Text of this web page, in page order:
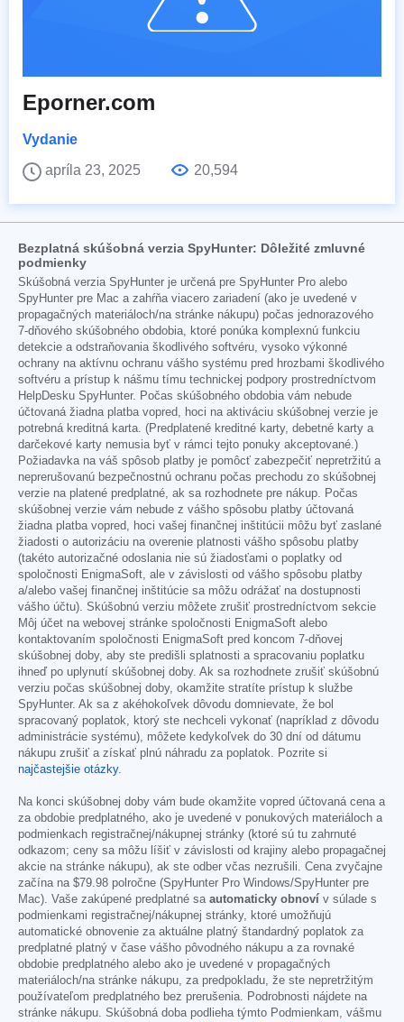
Eporner.com
Vydanie
apríla 23, 2025
20,594
Bezplatná skúšobná verzia SpyHunter: Dôležité zmluvné
podmienky
Skúšobná verzia SpyHunter je určená pre SpyHunter Pro alebo
SpyHunter pre Mac a zahŕňa viacero zariadení (ako je uvedené v
propagačných materiáloch/na stránke nákupu) počas jednorazového
7-dňového skúšobného obdobia, ktoré ponúka komplexnú funkciu
detekcie a odstraňovania škodlivého softvéru, vysoko výkonné
ochrany na aktívnu ochranu vášho systému pred hrozbami škodlivého
softvéru a prístup k nášmu tímu technickej podpory prostredníctvom
HelpDesku SpyHunter. Počas skúšobného obdobia vám nebude
účtovaná žiadna platba vopred, hoci na aktiváciu skúšobnej verzie je
potrebná kreditná karta. (Predplatené kreditné karty, debetné karty a
darčekové karty nemusia byť v rámci tejto ponuky akceptované.)
Požiadavka na váš spôsob platby je pomôcť zabezpečiť nepretržitú a
neprerušovanú bezpečnostnú ochranu počas prechodu zo skúšobnej
verzie na platené predplatné, ak sa rozhodnete pre nákup. Počas
skúšobnej verzie vám nebude z vášho spôsobu platby účtovaná
žiadna platba vopred, hoci vašej finančnej inštitúcii môžu byť zaslané
žiadosti o autorizáciu na overenie platnosti vášho spôsobu platby
(takéto autorizačné odoslania nie sú žiadosťami o poplatky od
spoločnosti EnigmaSoft, ale v závislosti od vášho spôsobu platby
a/alebo vašej finančnej inštitúcie sa môžu odrážať na dostupnosti
vášho účtu). Skúšobnú verziu môžete zrušiť prostredníctvom sekcie
Môj účet na webovej stránke spoločnosti EnigmaSoft alebo
kontaktovaním spoločnosti EnigmaSoft pred koncom 7-dňovej
skúšobnej doby, aby ste predišli splatnosti a spracovaniu poplatku
ihneď po uplynutí skúšobnej doby. Ak sa rozhodnete zrušiť skúšobnú
verziu počas skúšobnej doby, okamžite stratíte prístup k službe
SpyHunter. Ak sa z akéhokoľvek dôvodu domnievate, že bol
spracovaný poplatok, ktorý ste nechceli vykonať (napríklad z dôvodu
administrácie systému), môžete kedykoľvek do 30 dní od dátumu
nákupu zrušiť a získať plnú náhradu za poplatok. Pozrite si
najčastejšie otázky.
Na konci skúšobnej doby vám bude okamžite vopred účtovaná cena a
za obdobie predplatného, ako je uvedené v ponukových materiáloch a
podmienkach registračnej/nákupnej stránky (ktoré sú tu zahrnuté
odkazom; ceny sa môžu líšiť v závislosti od krajiny alebo propagačnej
akcie na stránke nákupu), ak ste odber včas nezrušili. Cena zvyčajne
začína na $79.98 polročne (SpyHunter Pro Windows/SpyHunter pre
Mac). Vaše zakúpené predplatné sa automaticky obnoví v súlade s
podmienkami registračnej/nákupnej stránky, ktoré umožňujú
automatické obnovenie za aktuálne platný štandardný poplatok za
predplatné platný v čase vášho pôvodného nákupu a za rovnaké
obdobie predplatného alebo ako je uvedené v propagačných
materiáloch/na stránke nákupu, za predpokladu, že ste nepretržitým
používateľom predplatného bez prerušenia. Podrobnosti nájdete na
stránke nákupu. Skúšobná doba podlieha týmto Podmienkam, vášmu